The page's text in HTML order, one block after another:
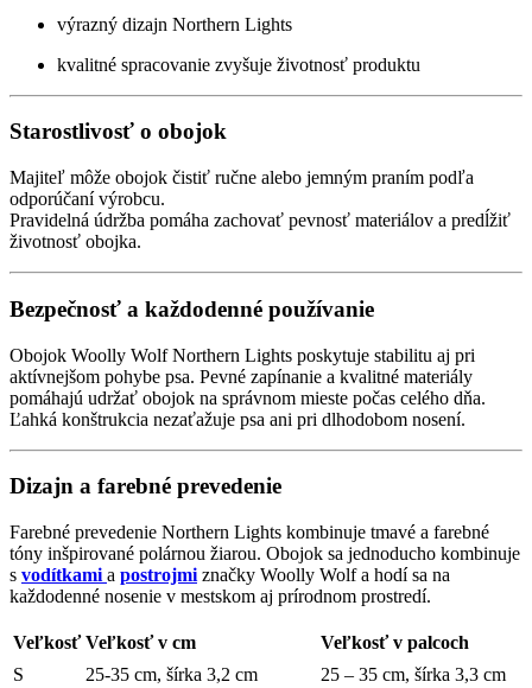
výrazný dizajn Northern Lights
kvalitné spracovanie zvyšuje životnosť produktu
Starostlivosť o obojok
Majiteľ môže obojok čistiť ručne alebo jemným praním podľa
odporúčaní výrobcu.
Pravidelná údržba pomáha zachovať pevnosť materiálov a predĺžiť
životnosť obojka.
Bezpečnosť a každodenné používanie
Obojok Woolly Wolf Northern Lights poskytuje stabilitu aj pri
aktívnejšom pohybe psa. Pevné zapínanie a kvalitné materiály
pomáhajú udržať obojok na správnom mieste počas celého dňa.
Ľahká konštrukcia nezaťažuje psa ani pri dlhodobom nosení.
Dizajn a farebné prevedenie
Farebné prevedenie Northern Lights kombinuje tmavé a farebné
tóny inšpirované polárnou žiarou. Obojok sa jednoducho kombinuje
s vodítkami a postrojmi značky Woolly Wolf a hodí sa na
každodenné nosenie v mestskom aj prírodnom prostredí.
Veľkosť Veľkosť v cm
Veľkosť v palcoch
S
25-35 cm, šírka 3,2 cm
25 – 35 cm, šírka 3,3 cm